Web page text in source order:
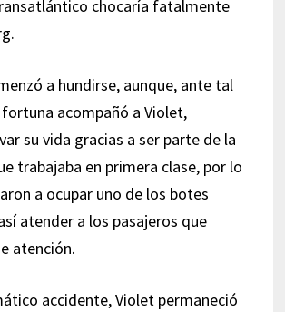
chocaría fatalmente
a hundirse, aunque, ante tal
acompañó a Violet,
su vida gracias a ser parte de la
trabajaba en primera clase, por lo
a ocupar uno de los botes
atender a los pasajeros que
atención.
accidente, Violet permaneció